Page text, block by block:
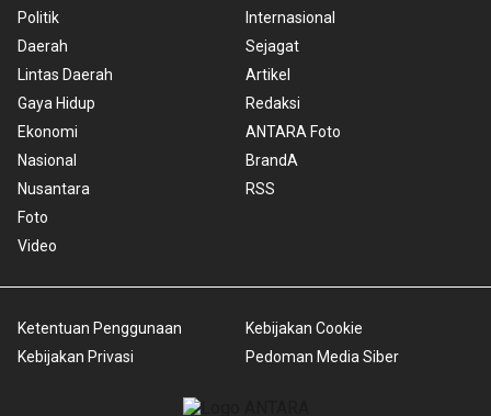
Politik
Daerah
Lintas Daerah
Gaya Hidup
Ekonomi
Nasional
Nusantara
Foto
Video
Internasional
Sejagat
Artikel
Redaksi
ANTARA Foto
BrandA
RSS
Ketentuan Penggunaan
Kebijakan Privasi
Kebijakan Cookie
Pedoman Media Siber